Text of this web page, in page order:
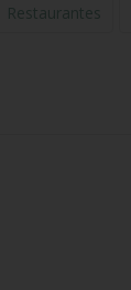
Restaurantes